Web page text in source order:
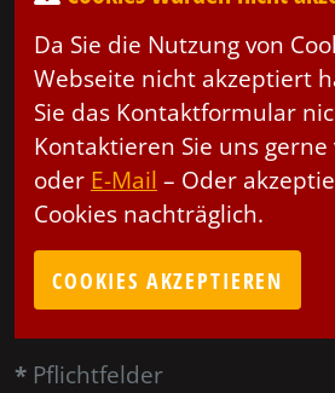
Da Sie die Nutzung von
Webseite nicht akzeptiert
Sie das Kontaktformular
Kontaktieren Sie uns gerne
oder E-Mail – Oder
Cookies nachträglich.
COOKIES AKZEPTIEREN
* Pflichtfelder